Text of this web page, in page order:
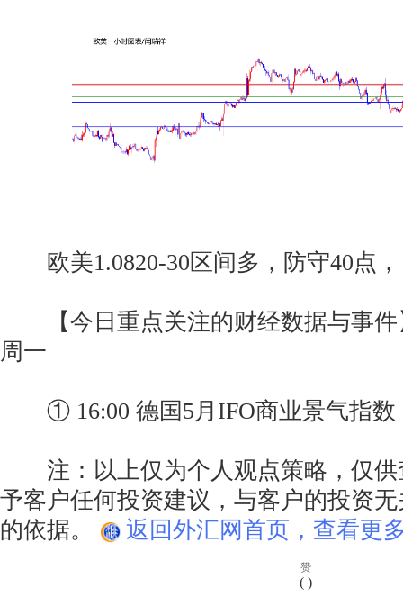
欧美1.0820-30区间多，防守40点，
【今日重点关注的财经数据与事件
周一
① 16:00 德国5月IFO商业景气指数
注：以上仅为个人观点策略，仅供
予客户任何投资建议，与客户的投资
的依据。
返回外汇网首页，查看更
赞
( )